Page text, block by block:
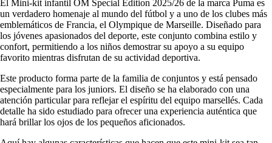
El Mini-kit infantil OM Special Edition 2025/26 de la marca Puma es
un verdadero homenaje al mundo del fútbol y a uno de los clubes más
emblemáticos de Francia, el Olympique de Marseille. Diseñado para
los jóvenes apasionados del deporte, este conjunto combina estilo y
confort, permitiendo a los niños demostrar su apoyo a su equipo
favorito mientras disfrutan de su actividad deportiva.
Este producto forma parte de la familia de conjuntos y está pensado
especialmente para los juniors. El diseño se ha elaborado con una
atención particular para reflejar el espíritu del equipo marsellés. Cada
detalle ha sido estudiado para ofrecer una experiencia auténtica que
hará brillar los ojos de los pequeños aficionados.